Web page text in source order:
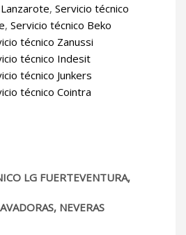
, Servicio técnico
, Servicio técnico Beko
técnico Zanussi
técnico Indesit
técnico Junkers
técnico Cointra
LG FUERTEVENTURA,
NEVERAS